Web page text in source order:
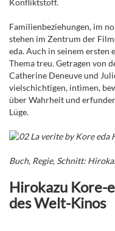
Konfliktstoff.
Familienbeziehungen, im
stehen im Zentrum der
eda. Auch in seinem ersten
Thema treu. Getragen von
Catherine Deneuve und
vielschichtigen, intimen,
über Wahrheit und
Lüge.
Buch, Regie, Schnitt:
Hirokazu Kore-
des Welt-Kinos